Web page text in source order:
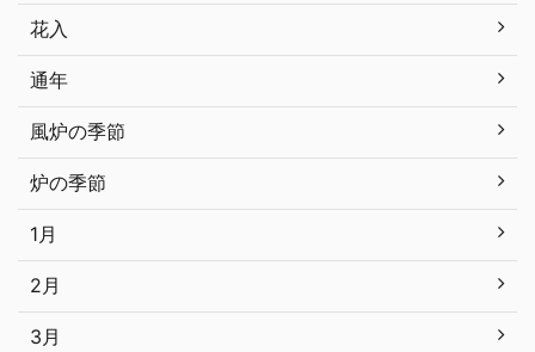
花入
通年
風炉の季節
炉の季節
1月
2月
3月